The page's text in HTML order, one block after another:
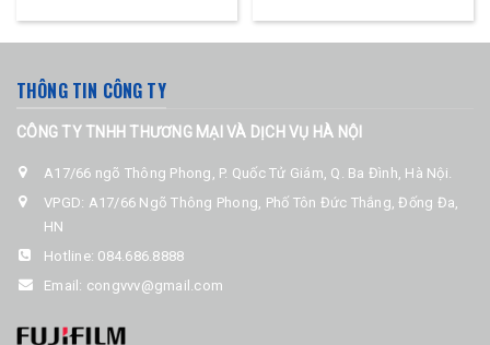
THÔNG TIN CÔNG TY
CÔNG TY TNHH THƯƠNG MẠI VÀ DỊCH VỤ HÀ NỘI
A17/66 ngõ Thông Phong, P. Quốc Tử Giám, Q. Ba Đình, Hà Nội.
VPGD: A17/66 Ngõ Thông Phong, Phố Tôn Đức Thắng, Đống Đa,
HN
Hotline: 084.686.8888
Email: congvvv@gmail.com